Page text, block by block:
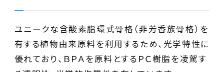
ユニークな含酸素脂環式骨格（非芳香族骨格）を
有する植物由来原料を利用するため、光学特性に
優れており、ＢＰＡを原料とするＰＣ樹脂を凌駕す